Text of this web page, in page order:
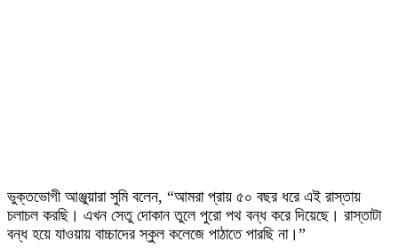
ভুক্তভোগী আঞ্জুয়ারা সুমি বলেন, “আমরা প্রায় ৫০ বছর ধরে এই রাস্তায়
চলাচল করছি। এখন সেতু দোকান তুলে পুরো পথ বন্ধ করে দিয়েছে। রাস্তাটা
বন্ধ হয়ে যাওয়ায় বাচ্চাদের স্কুল কলেজে পাঠাতে পারছি না।”